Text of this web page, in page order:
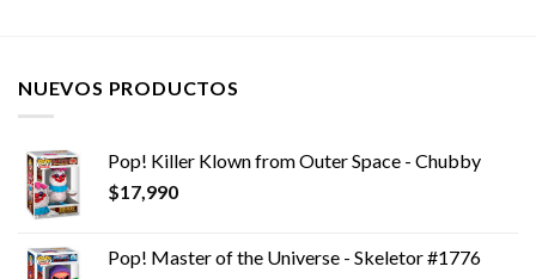
NUEVOS PRODUCTOS
Pop! Killer Klown from Outer Space - Chubby
$17,990
Pop! Master of the Universe - Skeletor #1776